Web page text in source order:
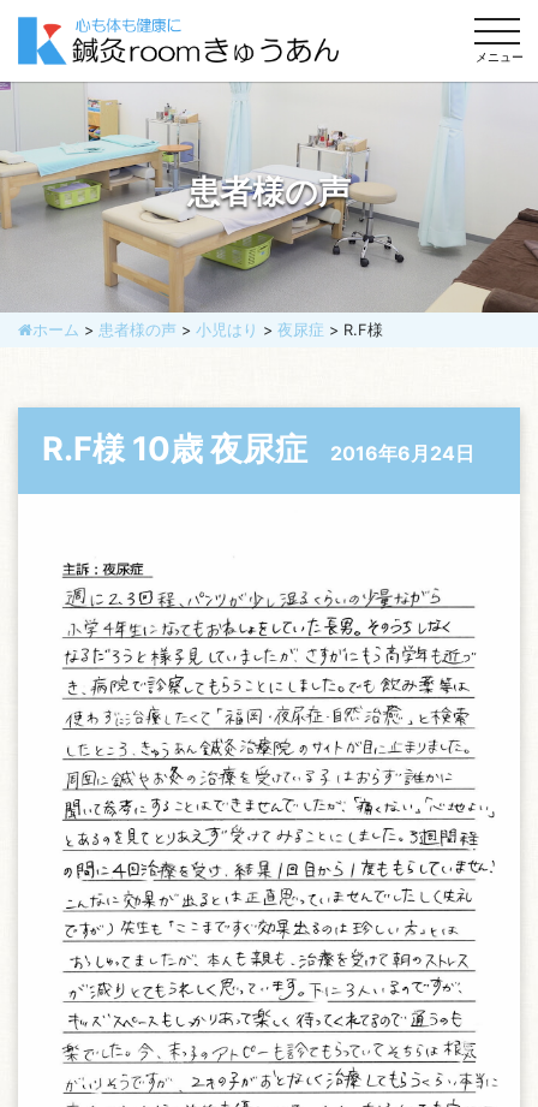
メニュー
患者様の声
ホーム > 患者様の声 > 小児はり > 夜尿症 > R.F様
R.F様 10歳 夜尿症 2016年6月24日